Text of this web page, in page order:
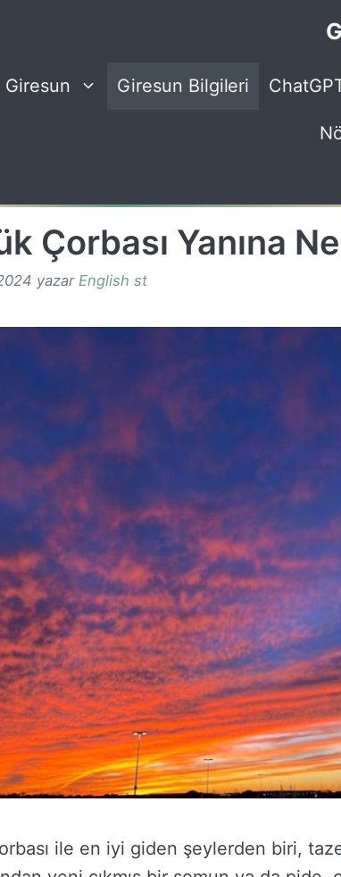
Giresun Giresun Bilgileri
Çorbası Yanına
yazar English st
ile en iyi giden şeylerden biri,